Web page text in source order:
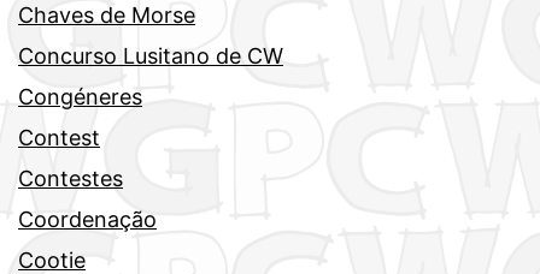
Chaves de Morse
Concurso Lusitano de CW
Congéneres
Contest
Contestes
Coordenação
Cootie